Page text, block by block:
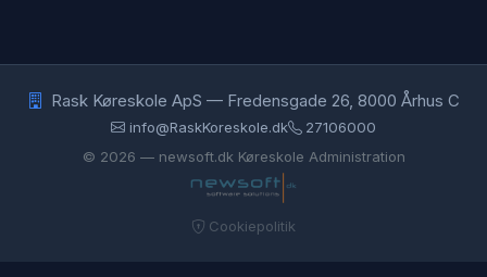
Rask Køreskole ApS — Fredensgade 26, 8000 Århus C
info@RaskKoreskole.dk
27106000
© 2026 — newsoft.dk Køreskole Administration
Cookiepolitik